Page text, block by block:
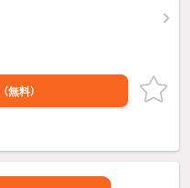
（無料）